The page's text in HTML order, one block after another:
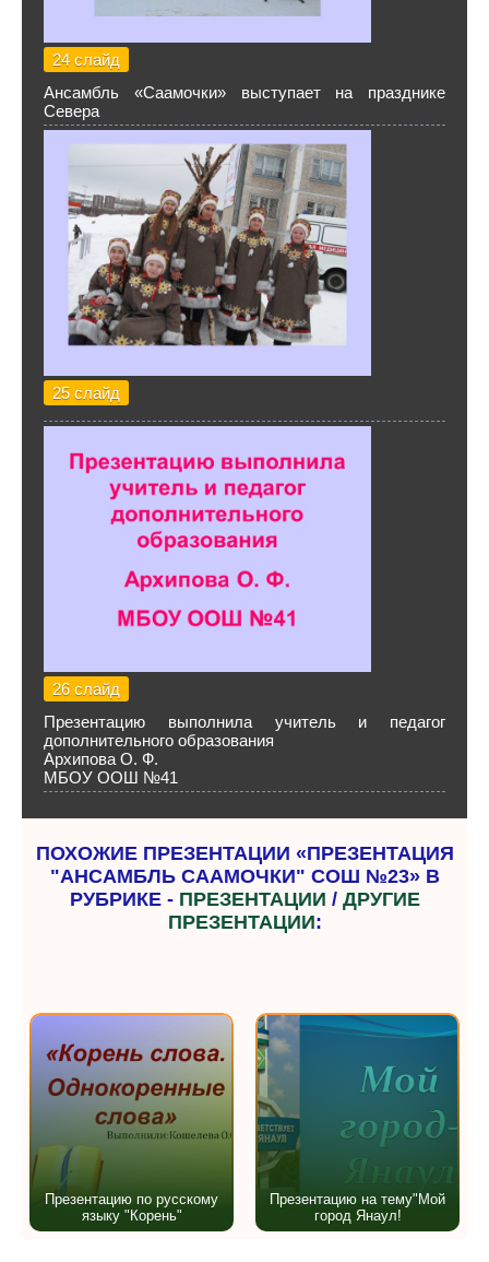
24 слайд
Ансамбль «Саамочки» выступает на празднике
Севера
25 слайд
26 слайд
Презентацию выполнила учитель и педагог
дополнительного образования
Архипова О. Ф.
МБОУ ООШ №41
ПОХОЖИЕ ПРЕЗЕНТАЦИИ «ПРЕЗЕНТАЦИЯ
"АНСАМБЛЬ СААМОЧКИ" СОШ №23» В
РУБРИКЕ - ПРЕЗЕНТАЦИИ / ДРУГИЕ
ПРЕЗЕНТАЦИИ:
Презентацию по русскому
языку "Корень"
Презентацию на тему"Мой
город Янаул!